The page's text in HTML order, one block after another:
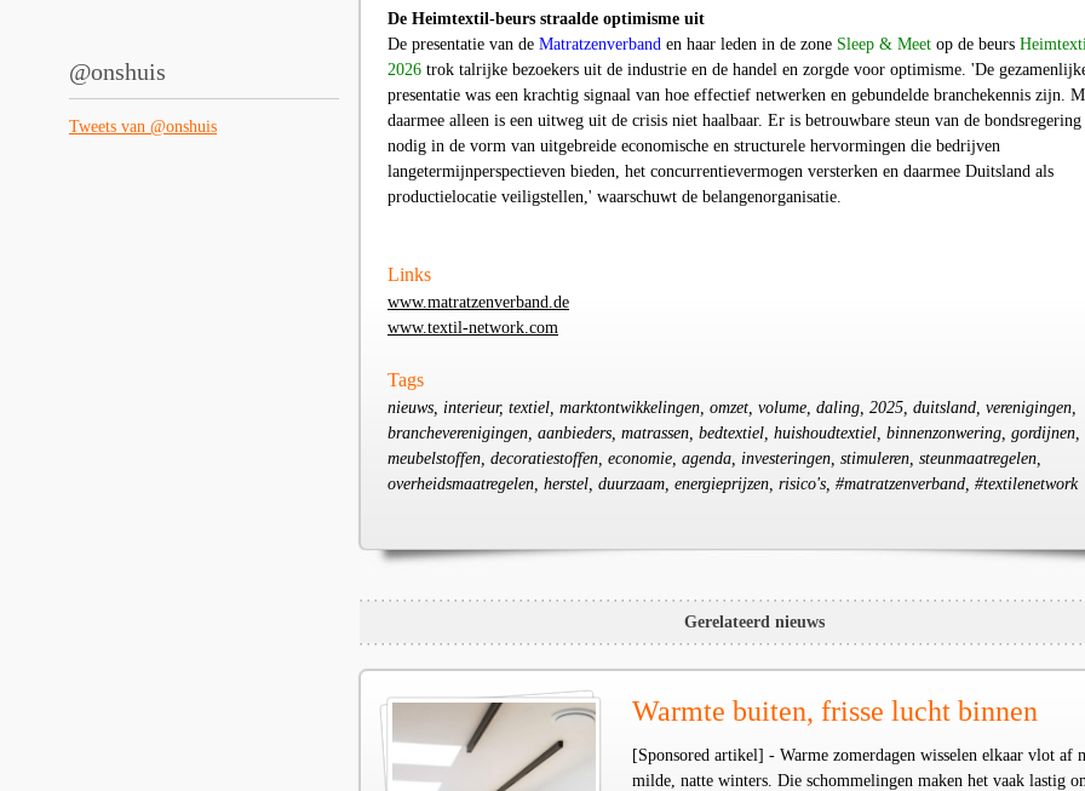
@onshuis
Tweets van @onshuis
De Heimtextil-beurs straalde optimisme uit
De presentatie van de Matratzenverband en haar leden in de zone Sleep & Meet op de beurs
2026 trok talrijke bezoekers uit de industrie en de handel en zorgde voor optimisme. 'De
presentatie was een krachtig signaal van hoe effectief netwerken en gebundelde branchekennis zijn.
daarmee alleen is een uitweg uit de crisis niet haalbaar. Er is betrouwbare steun van de bondsregering
nodig in de vorm van uitgebreide economische en structurele hervormingen die bedrijven
langetermijnperspectieven bieden, het concurrentievermogen versterken en daarmee Duitsland als
productielocatie veiligstellen,' waarschuwt de belangenorganisatie.
Links
www.matratzenverband.de
www.textil-network.com
Tags
nieuws, interieur, textiel, marktontwikkelingen, omzet, volume, daling, 2025, duitsland, verenigingen,
brancheverenigingen, aanbieders, matrassen, bedtextiel, huishoudtextiel, binnenzonwering, gordijnen,
meubelstoffen, decoratiestoffen, economie, agenda, investeringen, stimuleren, steunmaatregelen,
overheidsmaatregelen, herstel, duurzaam, energieprijzen, risico's, #matratzenverband, #textilenetwork
Gerelateerd nieuws
Warmte buiten, frisse lucht binnen
[Sponsored artikel] - Warme zomerdagen wisselen elkaar vlot af
milde, natte winters. Die schommelingen maken het vaak lastig